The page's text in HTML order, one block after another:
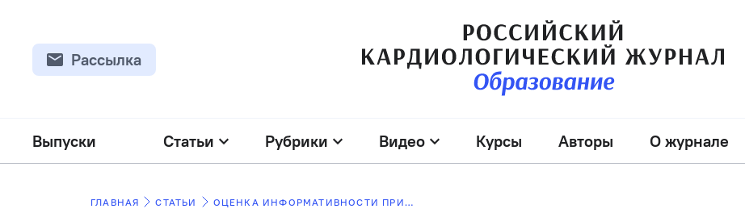
Рассылка
Выпуски Статьи Рубрики Видео Курсы Авторы О журнале
ГЛАВНАЯ СТАТЬИ ОЦЕНКА ИНФОРМАТИВНОСТИ ПРИЗНАКОВ ПЛАНАРНОСТИ ПЕТЛИ QRS И ИНТЕРВАЛА ST-T И ПРИМЕНЕНИЕ ГЛУБОКОГО ОБУЧЕНИЯ В АНАЛИЗЕ ЭЛЕКТРОКАРДИОГРАФИИ ПРИ АМИЛОИДНОЙ КАРДИОМИОПАТИИ